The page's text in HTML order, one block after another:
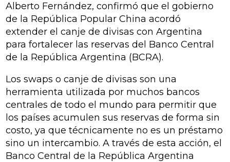
Alberto Fernández, confirmó que el gobierno
de la República Popular China acordó
extender el canje de divisas con Argentina
para fortalecer las reservas del Banco Central
de la República Argentina (BCRA).
Los swaps o canje de divisas son una
herramienta utilizada por muchos bancos
centrales de todo el mundo para permitir que
los países acumulen sus reservas de forma sin
costo, ya que técnicamente no es un préstamo
sino un intercambio. A través de esta acción, el
Banco Central de la República Argentina